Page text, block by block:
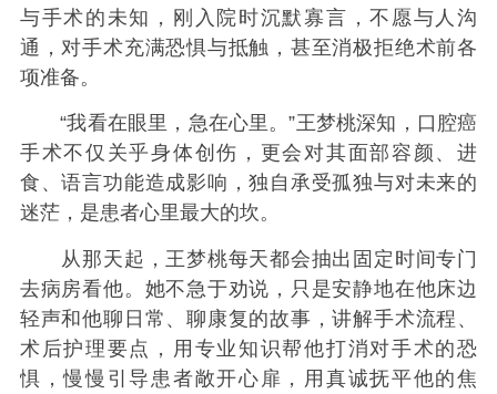
与手术的未知，刚入院时沉默寡言，不愿与人沟
通，对手术充满恐惧与抵触，甚至消极拒绝术前各
项准备。
“我看在眼里，急在心里。”王梦桃深知，口腔癌
手术不仅关乎身体创伤，更会对其面部容颜、进
食、语言功能造成影响，独自承受孤独与对未来的
迷茫，是患者心里最大的坎。
从那天起，王梦桃每天都会抽出固定时间专门
去病房看他。她不急于劝说，只是安静地在他床边
轻声和他聊日常、聊康复的故事，讲解手术流程、
术后护理要点，用专业知识帮他打消对手术的恐
惧，慢慢引导患者敞开心扉，用真诚抚平他的焦